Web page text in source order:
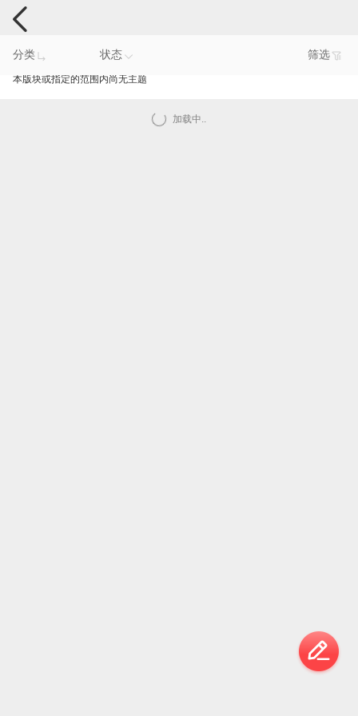
电脑反馈
分类 状态 筛选
本版块或指定的范围内尚无主题
加载中..